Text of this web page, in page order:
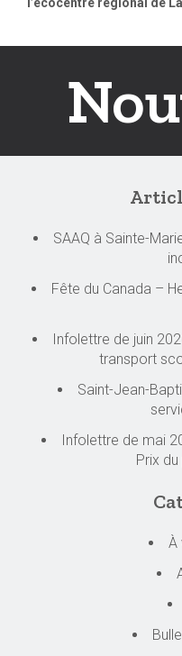
l’écocentre régional de
SAAQ à Sainte-
Fête du Canada –
Infolettre de juin
transport
Saint-Jean-
Infolettre de mai
Prix
À